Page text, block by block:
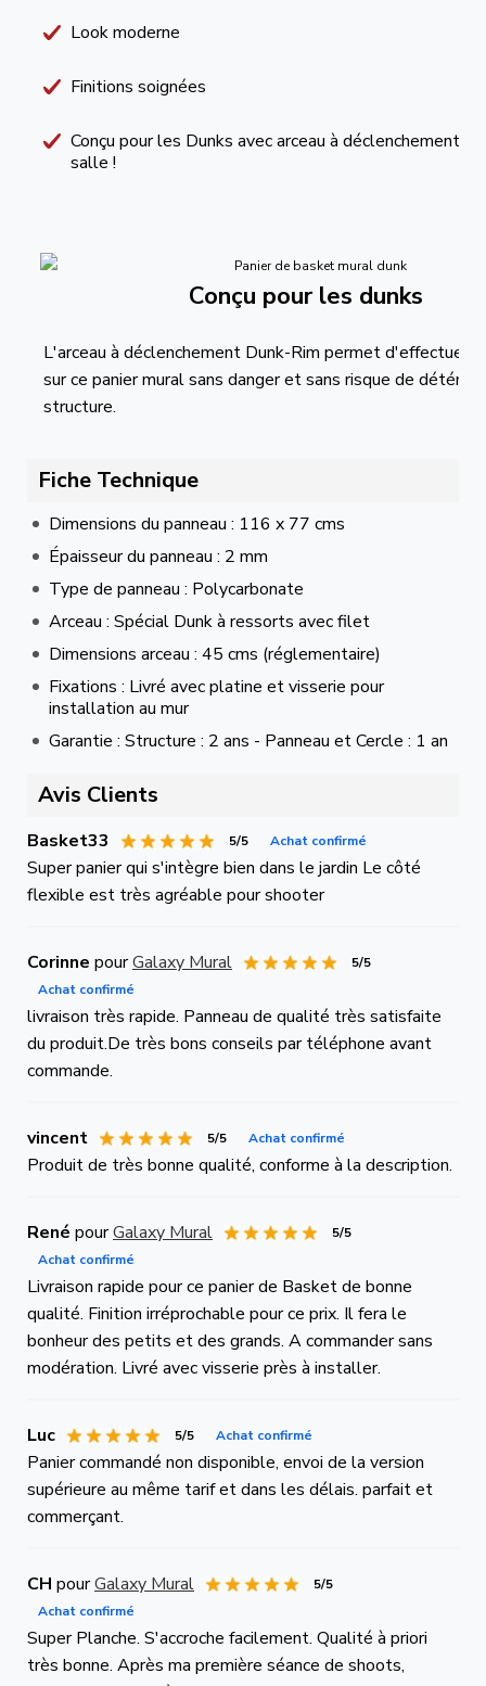
Look moderne
Finitions soignées
Conçu pour les Dunks avec arceau à déclenchement
salle !
Conçu pour les dunks
L'arceau à déclenchement Dunk-Rim permet d'effectuer
sur ce panier mural sans danger et sans risque de
structure.
Fiche Technique
Dimensions du panneau : 116 x 77 cms
Épaisseur du panneau : 2 mm
Type de panneau : Polycarbonate
Arceau : Spécial Dunk à ressorts avec filet
Dimensions arceau : 45 cms (réglementaire)
Fixations : Livré avec platine et visserie pour
installation au mur
Garantie : Structure : 2 ans - Panneau et Cercle : 1 an
Avis Clients
Basket33 5/5 Achat confirmé
Super panier qui s'intègre bien dans le jardin Le côté
flexible est très agréable pour shooter
Corinne pourGalaxy Mural
5/5
Achat confirmé
livraison très rapide. Panneau de qualité très satisfaite
du produit.De très bons conseils par téléphone avant
commande.
vincent 5/5 Achat confirmé
Produit de très bonne qualité, conforme à la description.
René pourGalaxy Mural
5/5
Achat confirmé
Livraison rapide pour ce panier de Basket de bonne
qualité. Finition irréprochable pour ce prix. Il fera le
bonheur des petits et des grands. A commander sans
modération. Livré avec visserie près à installer.
Luc 5/5 Achat confirmé
Panier commandé non disponible, envoi de la version
supérieure au même tarif et dans les délais. parfait et
commerçant.
CH pourGalaxy Mural
5/5
Achat confirmé
Super Planche. S'accroche facilement. Qualité à priori
très bonne. Après ma première séance de shoots,